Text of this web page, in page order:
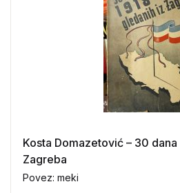
Kosta Domazetović – 30 dana
Zagreba
Povez: meki